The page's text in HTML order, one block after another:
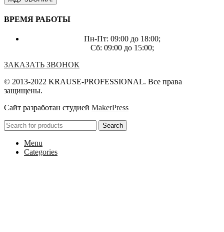
ВРЕМЯ РАБОТЫ
Пн-Пт: 09:00 до 18:00;
Сб: 09:00 до 15:00;
ЗАКАЗАТЬ ЗВОНОК
© 2013-2022 KRAUSE-PROFESSIONAL. Все права
защищены.
Сайт разработан студией MakerPress
Search
Menu
Categories